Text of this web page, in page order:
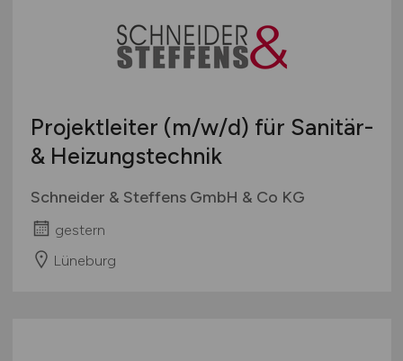
Projektleiter (m/w/d) für Sanitär-
& Heizungstechnik
Schneider & Steffens GmbH & Co KG
gestern
Lüneburg